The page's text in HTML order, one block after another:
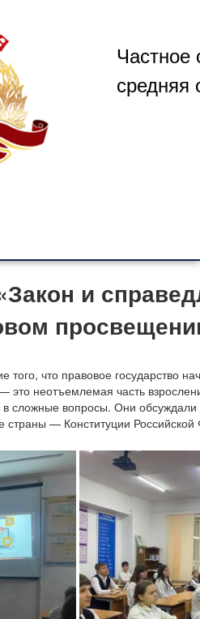
Частное
средняя
и
того, что правовое государство
это неотъемлемая часть
в сложные вопросы. Они
страны — Конституции